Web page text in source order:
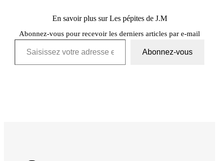
En savoir plus sur Les pépites de J.M
Abonnez-vous pour recevoir les derniers articles par e-mail
Saisissez votre adresse e-mail…
Abonnez-vous